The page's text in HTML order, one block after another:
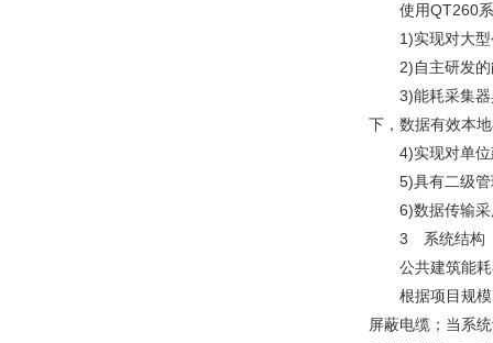
使用QT260系
1)实现对大型
2)自主研发的能
3)能耗采集器具
下，数据有效本
4)实现对单位
5)具有二级管
6)数据传输采用
3 系统结构
公共建筑能耗
根据项目规模
屏蔽电缆；当系